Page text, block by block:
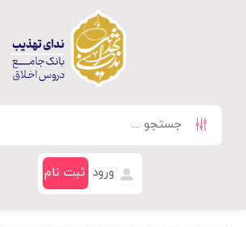
ورود ثبت نام